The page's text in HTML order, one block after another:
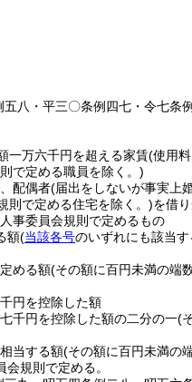
八・平三〇条例四七・令七条
一万六千円を超える家賃(使用
で定める職員を除く。)
配偶者(届出をしないが事実上
則で定める住宅を除く。)を借
事委員会規則で定めるもの
額(当該各号のいずれにも該当す
める額(その額に百円未満の端
円を控除した額
千円を控除した額の二分の一(
当する額(その額に百円未満の
規則で定める。